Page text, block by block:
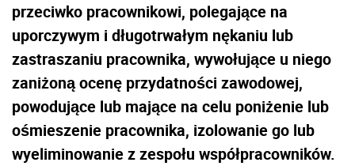
przeciwko pracownikowi, polegające na
uporczywym i długotrwałym nękaniu lub
zastraszaniu pracownika, wywołujące u niego
zaniżoną ocenę przydatności zawodowej,
powodujące lub mające na celu poniżenie lub
ośmieszenie pracownika, izolowanie go lub
wyeliminowanie z zespołu współpracowników.